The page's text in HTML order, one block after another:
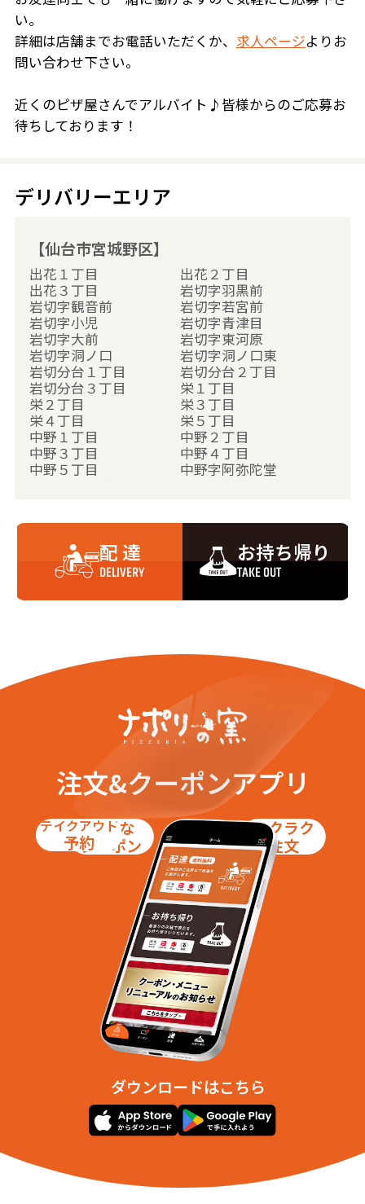
い。
詳細は店舗までお電話いただくか、 求人ページよりお
問い合わせ下さい。
近くのピザ屋さんでアルバイト♪皆様からのご応募お
待ちしております！
デリバリーエリア
【仙台市宮城野区】
出花１丁目
出花２丁目
出花３丁目
岩切字羽黒前
岩切字観音前
岩切字若宮前
岩切字小児
岩切字青津目
岩切字大前
岩切字東河原
岩切字洞ノ口
岩切字洞ノ口東
岩切分台１丁目
岩切分台２丁目
岩切分台３丁目
栄１丁目
栄２丁目
栄３丁目
栄４丁目
栄５丁目
中野１丁目
中野２丁目
中野３丁目
中野４丁目
中野５丁目
中野字阿弥陀堂
中野字四反田
中野字資田
中野字出花西
中野字沼向
中野字沼頭
中野字上小袋田
中野字新田
中野字神明
中野字杉本
中野字西原
中野字船入
中野字赤松
中野字大蘭沼
中野字北松
中野字小原田
中野字新川
中野字高山
中野字西
中野字古川
中野字谷地中
中野字雷神
港４丁目
港５丁目
仙台港北１丁目
仙台港北２丁目
市川字館前
市川字金沢
市川字原谷地
市川字後谷地
市川字作貫
市川字新後谷地
市川字新西久保
市川字西久保
市川字多賀前
市川字大久保
市川字大畑
市川字中谷地
市川字田屋場
市川字立石
市川字五反田
市川字杉崎
市川字長泥
市川字八反田
浮島１丁目
浮島２丁目
浮島字館前
浮島字高原
浮島字西沢
浮島字赤坂
配 達
DELIVERY
お持ち帰り
TAKE OUT
注文&クーポンアプリ
お得な
クーポン
テイクアウト
予約
ラクラク
注文
ダウンロードはこちら